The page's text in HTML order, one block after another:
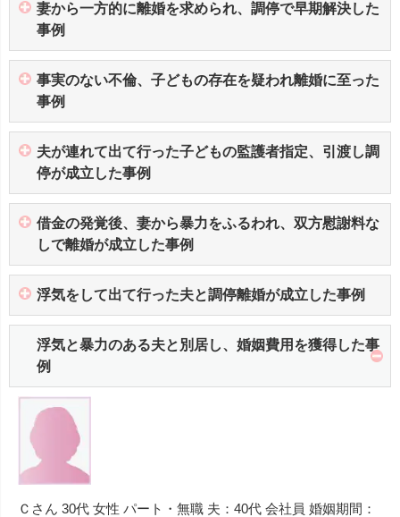
妻から一方的に離婚を求められ、調停で早期解決した
事例
事実のない不倫、子どもの存在を疑われ離婚に至った
事例
夫が連れて出て行った子どもの監護者指定、引渡し調
停が成立した事例
借金の発覚後、妻から暴力をふるわれ、双方慰謝料な
しで離婚が成立した事例
浮気をして出て行った夫と調停離婚が成立した事例
浮気と暴力のある夫と別居し、婚姻費用を獲得した事
例
Ｃさん 30代 女性 パート・無職 夫：40代 会社員 婚姻期間：